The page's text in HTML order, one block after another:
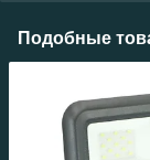
Подобные